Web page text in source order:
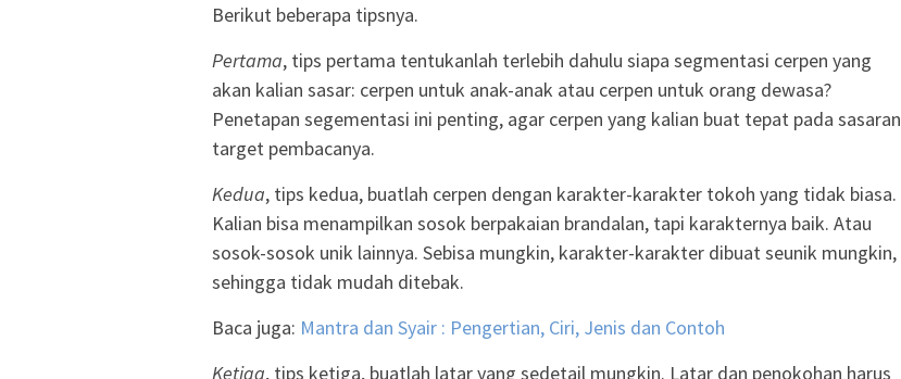
Berikut beberapa tipsnya.
Pertama, tips pertama tentukanlah terlebih dahulu siapa segmentasi cerpen yang
akan kalian sasar: cerpen untuk anak-anak atau cerpen untuk orang dewasa?
Penetapan segementasi ini penting, agar cerpen yang kalian buat tepat pada sasaran
target pembacanya.
Kedua, tips kedua, buatlah cerpen dengan karakter-karakter tokoh yang tidak biasa.
Kalian bisa menampilkan sosok berpakaian brandalan, tapi karakternya baik. Atau
sosok-sosok unik lainnya. Sebisa mungkin, karakter-karakter dibuat seunik mungkin,
sehingga tidak mudah ditebak.
Baca juga: Mantra dan Syair : Pengertian, Ciri, Jenis dan Contoh
Ketiga, tips ketiga, buatlah latar yang sedetail mungkin. Latar dan penokohan harus